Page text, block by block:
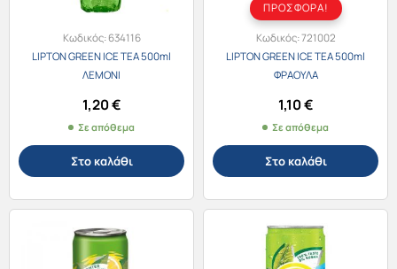
Κωδικός:634116
LIPTON GREEN ICE TEA 500ml
ΛΕΜΟΝΙ
1,20€
Σε απόθεμα
Στο καλάθι
ΠΡΟΣΦΟΡΑ!
Κωδικός:721002
LIPTON GREEN ICE TEA 500ml
ΦΡΑΟΥΛΑ
1,10€
Σε απόθεμα
Στο καλάθι